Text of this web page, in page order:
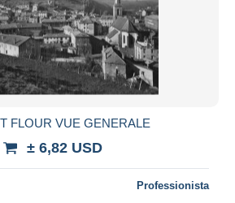
FLOUR VUE GENERALE
± 6,82 USD
Professionista